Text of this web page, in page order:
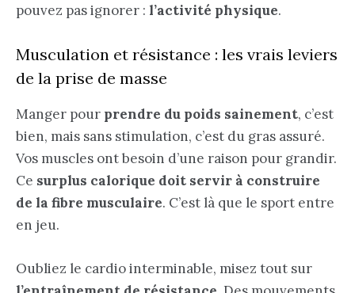
pouvez pas ignorer : l’activité physique.
Musculation et résistance : les vrais leviers
de la prise de masse
Manger pour prendre du poids sainement, c’est
bien, mais sans stimulation, c’est du gras assuré.
Vos muscles ont besoin d’une raison pour grandir.
Ce surplus calorique doit servir à construire
de la fibre musculaire. C’est là que le sport entre
en jeu.
Oubliez le cardio interminable, misez tout sur